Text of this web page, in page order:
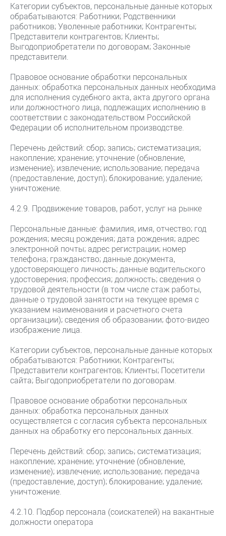
Категории субъектов, персональные данные которых
обрабатываются: Работники; Родственники
работников; Уволенные работники; Контрагенты;
Представители контрагентов; Клиенты;
Выгодоприобретатели по договорам; Законные
представители.
Правовое основание обработки персональных
данных: обработка персональных данных необходима
для исполнения судебного акта, акта другого органа
или должностного лица, подлежащих исполнению в
соответствии с законодательством Российской
Федерации об исполнительном производстве.
Перечень действий: сбор; запись; систематизация;
накопление; хранение; уточнение (обновление,
изменение); извлечение; использование; передача
(предоставление, доступ); блокирование; удаление;
уничтожение.
4.2.9. Продвижение товаров, работ, услуг на рынке
Персональные данные: фамилия, имя, отчество; год
рождения; месяц рождения; дата рождения; адрес
электронной почты; адрес регистрации; номер
телефона; гражданство; данные документа,
удостоверяющего личность; данные водительского
удостоверения; профессия; должность; сведения о
трудовой деятельности (в том числе стаж работы,
данные о трудовой занятости на текущее время с
указанием наименования и расчетного счета
организации); сведения об образовании; фото-видео
изображение лица.
Категории субъектов, персональные данные которых
обрабатываются: Работники; Контрагенты;
Представители контрагентов; Клиенты; Посетители
сайта; Выгодоприобретатели по договорам.
Правовое основание обработки персональных
данных: обработка персональных данных
осуществляется с согласия субъекта персональных
данных на обработку его персональных данных.
Перечень действий: сбор; запись; систематизация;
накопление; хранение; уточнение (обновление,
изменение); извлечение; использование; передача
(предоставление, доступ); блокирование; удаление;
уничтожение.
4.2.10. Подбор персонала (соискателей) на вакантные
должности оператора